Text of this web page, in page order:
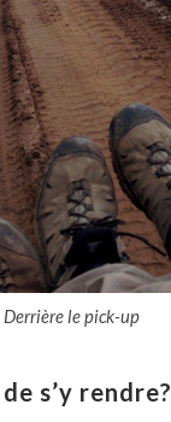
Derrière le pick-up
s’y rendre?